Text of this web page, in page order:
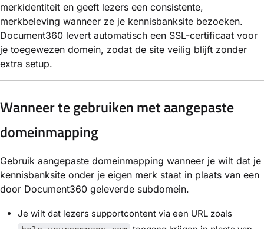
merkidentiteit en geeft lezers een consistente,
merkbeleving wanneer ze je kennisbanksite bezoeken.
Document360 levert automatisch een SSL-certificaat voor
je toegewezen domein, zodat de site veilig blijft zonder
extra setup.
Wanneer te gebruiken met aangepaste
domeinmapping
Gebruik aangepaste domeinmapping wanneer je wilt dat je
kennisbanksite onder je eigen merk staat in plaats van een
door Document360 geleverde subdomein.
Je wilt dat lezers supportcontent via een URL zoals